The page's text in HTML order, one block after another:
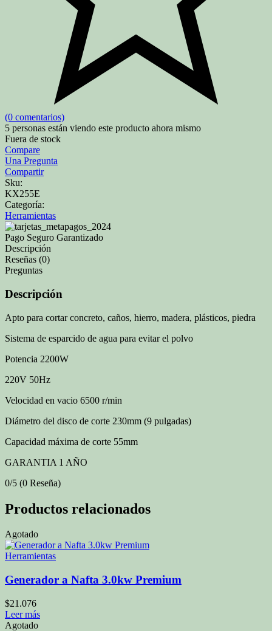
(0 comentarios)
5 personas están viendo este producto ahora mismo
Fuera de stock
Compare
Una Pregunta
Compartir
Sku:
KX255E
Categoría:
Herramientas
Pago Seguro Garantizado
Descripción
Reseñas (0)
Preguntas
Descripción
Apto para cortar concreto, caños, hierro, madera, plásticos, piedra
Sistema de esparcido de agua para evitar el polvo
Potencia 2200W
220V 50Hz
Velocidad en vacio 6500 r/min
Diámetro del disco de corte 230mm (9 pulgadas)
Capacidad máxima de corte 55mm
GARANTIA 1 AÑO
0/5 (0 Reseña)
Productos relacionados
Agotado
Herramientas
Generador a Nafta 3.0kw Premium
$21.076
Leer más
Agotado